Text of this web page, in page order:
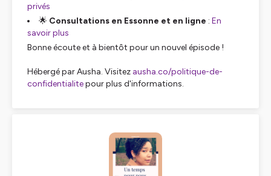
privés
🌟 Consultations en Essonne et en ligne : En
savoir plus
Bonne écoute et à bientôt pour un nouvel épisode !
Hébergé par Ausha. Visitez ausha.co/politique-de-
confidentialitepour plus d'informations.